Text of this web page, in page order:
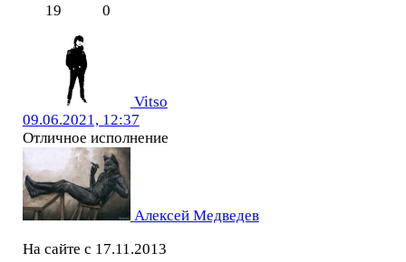
19
0
Vitso
09.06.2021, 12:37
Отличное исполнение
Алексей Медведев
На сайте с 17.11.2013